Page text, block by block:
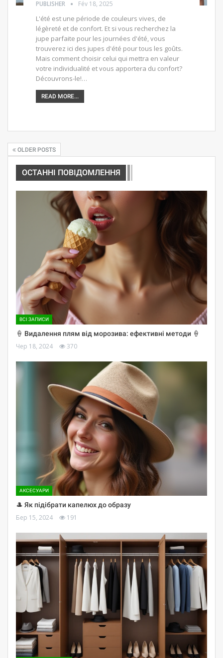
PUBLISHER Fév 18, 2025
L'été est une période de couleurs vives, de
légèreté et de confort. Et si vous recherchez la
jupe parfaite pour les journées d'été, vous
trouverez ici des jupes d'été pour tous les goûts.
Mais comment choisir celui qui mettra en valeur
votre individualité et vous apportera du confort?
Découvrons-le!…
READ MORE...
OLDER POSTS
ОСТАННІ ПОВІДОМЛЕННЯ
ВСІ ЗАПИСИ
🍦 Видалення плям від морозива: ефективні методи 🍦
Чер 18, 2024 370
АКСЕСУАРИ
🎩 Як підібрати капелюх до образу
Бер 15, 2024 191